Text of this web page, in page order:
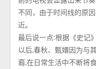
不同，由于时间线的原
近。
最后说一点:根据《史记
以后,春秋、甄嬛因为与
裔,在日常生活中不断将